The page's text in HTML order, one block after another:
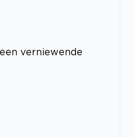
verniewende